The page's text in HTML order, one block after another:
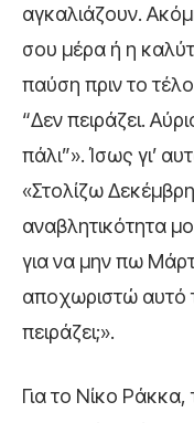
αγκαλιάζουν.
σου μέρα ή η
παύση πριν το
“Δεν πειράζει.
πάλι”». Ίσως γι’
«Στολίζω
αναβλητικότητα
για να μην πω
αποχωριστώ αυτό
πειράζει;».
Για το Νίκο Ράκκα,